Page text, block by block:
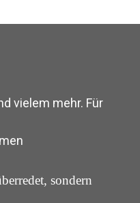
vielem mehr. Für
sondern